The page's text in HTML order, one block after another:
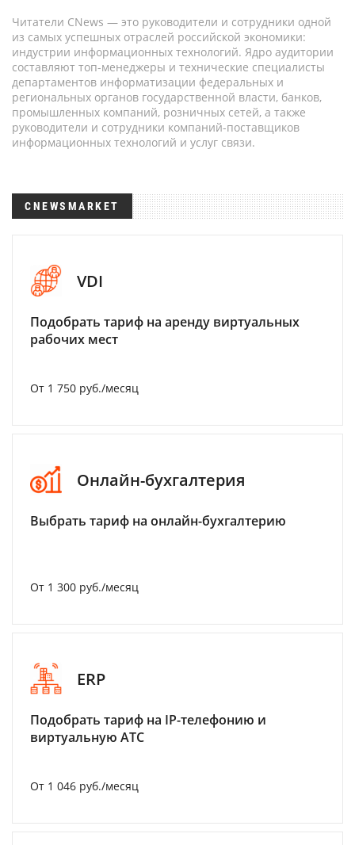
Читатели CNews — это руководители и сотрудники одной
из самых успешных отраслей российской экономики:
индустрии информационных технологий. Ядро аудитории
составляют топ-менеджеры и технические специалисты
департаментов информатизации федеральных и
региональных органов государственной власти, банков,
промышленных компаний, розничных сетей, а также
руководители и сотрудники компаний-поставщиков
информационных технологий и услуг связи.
CNEWSMARKET
VDI
Подобрать тариф на аренду виртуальных
рабочих мест
От 1 750 руб./месяц
Онлайн-бухгалтерия
Выбрать тариф на онлайн-бухгалтерию
От 1 300 руб./месяц
ERP
Подобрать тариф на IP-телефонию и
виртуальную АТС
От 1 046 руб./месяц